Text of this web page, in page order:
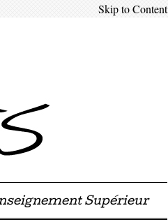
Skip to Content
Supérieur